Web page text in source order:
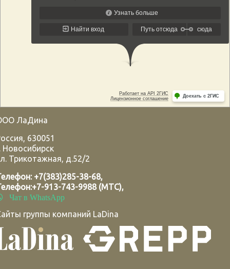
ЛаДина
, 630051
Новосибирск
Трикотажная, д.52/2
+7(383)285-38-68,
+7-913-743-9988 (МТС),
Чат в WhatsApp
группы компаний LaDina